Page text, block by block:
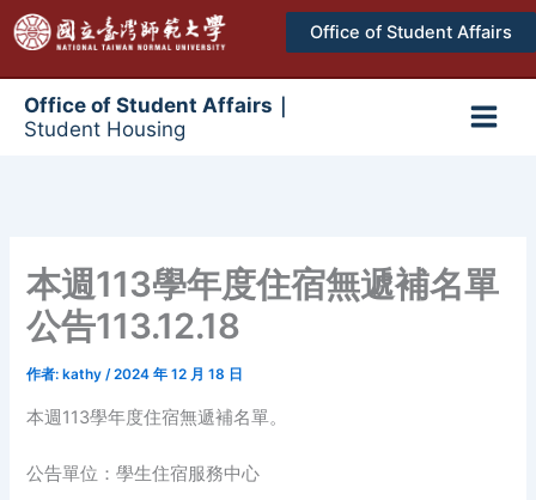
至
Office of Student Affairs
Office of Student Affairs｜
Student Housing
本週113學年度住宿無遞補名單
公告113.12.18
作者: kathy/2024 年 12 月 18 日
本週113學年度住宿無遞補名單。
公告單位：學生住宿服務中心